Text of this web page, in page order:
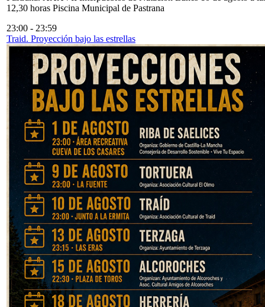
12,30 horas Piscina Municipal de Pastrana
23:00 - 23:59
Traid. Proyección bajo las estrellas